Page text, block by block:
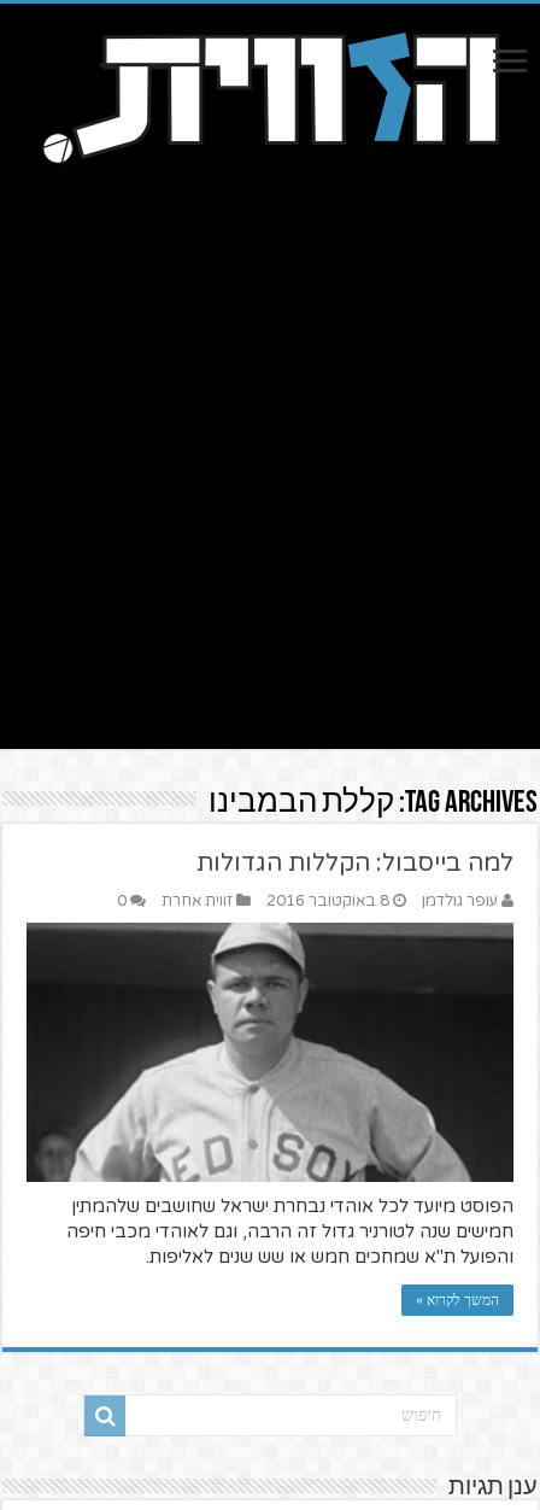
Tag Archives: קללת הבמבינו
למה בייסבול: הקללות הגדולות
עופר גולדמן 8 באוקטובר 2016 זווית אחרת 0
הפוסט מיועד לכל אוהדי נבחרת ישראל שחושבים שלהמתין
חמישים שנה לטורניר גדול זה הרבה, וגם לאוהדי מכבי חיפה
והפועל ת"א שמחכים חמש או שש שנים לאליפות.
המשך לקרוא »
ענן תגיות